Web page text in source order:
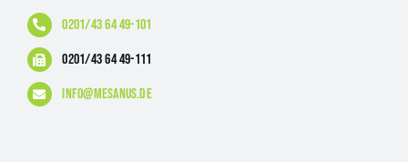
0201/43 64 49-101
0201/43 64 49-111
info@mesanus.de